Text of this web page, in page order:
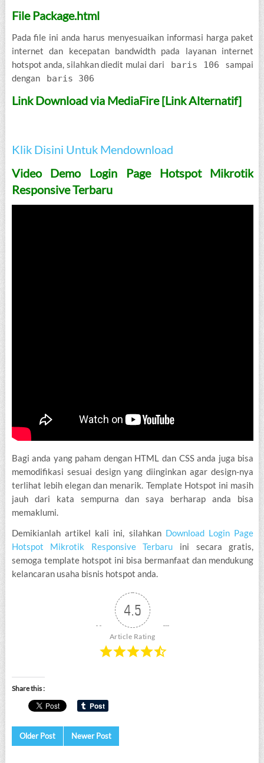
File Package.html
Pada file ini anda harus menyesuaikan informasi harga paket
internet dan kecepatan bandwidth pada layanan internet
hotspot anda, silahkan diedit mulai dari
baris 106
sampai
dengan
baris 306
Link Download via MediaFire [Link Alternatif]
Klik Disini Untuk Mendownload
Video Demo Login Page Hotspot Mikrotik
Responsive Terbaru
Bagi anda yang paham dengan HTML dan CSS anda juga bisa
memodifikasi sesuai design yang diinginkan agar design-nya
terlihat lebih elegan dan menarik. Template Hotspot ini masih
jauh dari kata sempurna dan saya berharap anda bisa
memaklumi.
Demikianlah artikel kali ini, silahkan Download Login Page
Hotspot Mikrotik Responsive Terbaru ini secara gratis,
semoga template hotspot ini bisa bermanfaat dan mendukung
kelancaran usaha bisnis hotspot anda.
4.5
Article Rating
Share this :
Older Post Newer Post